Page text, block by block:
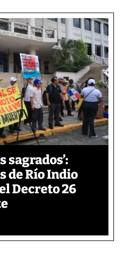
sagrados’:
de Río Indio
Decreto 26